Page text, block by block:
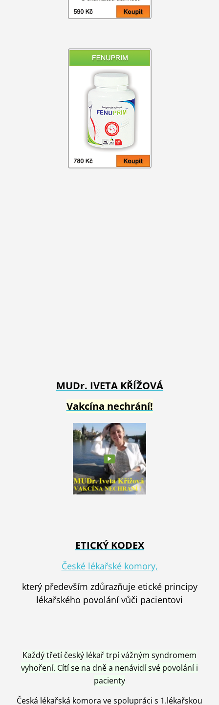
MUDr. IVETA KŘÍŽOVÁ
Vakcína nechrání!
ETICKÝ KODEX
České lékařské komory,
který především zdůrazňuje etické principy
lékařského povolání vůči pacientovi
Každý třetí český lékař trpí vážným syndromem
vyhoření. Cítí se na dně a nenávidí své povolání i
pacienty
Česká lékařská komora ve spolupráci s 1.lékařskou